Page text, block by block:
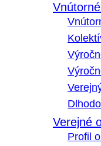
Verejné
Profil